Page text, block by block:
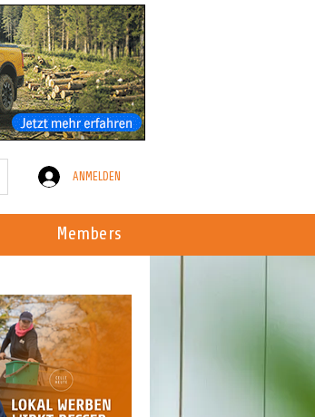
ANMELDEN
Members